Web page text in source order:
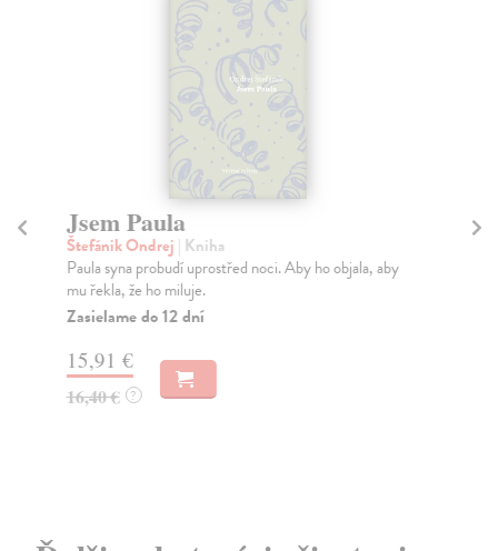
Jsem Paula
Štefánik Ondrej | Kniha
Paula syna probudí uprostřed noci. Aby ho objala, aby
mu řekla, že ho miluje.
Zasielame do 12 dní
15,91 €
16,40 € ?